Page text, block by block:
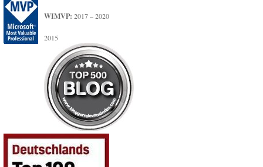
WIMVP: 2017 – 2020
2015